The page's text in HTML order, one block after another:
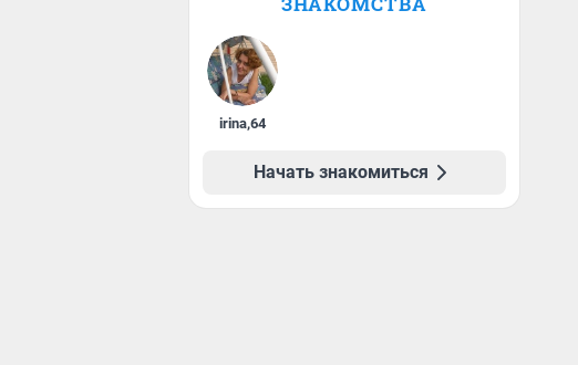
irina,64
Начать знакомиться